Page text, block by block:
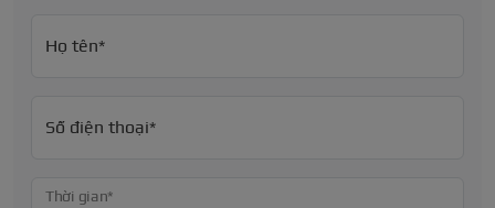
Họ tên*
Số điện thoại*
Thời gian*